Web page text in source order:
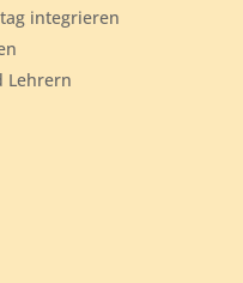
integrieren
Lehrern